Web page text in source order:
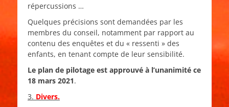
répercussions …
Quelques précisions sont demandées par les
membres du conseil, notamment par rapport au
contenu des enquêtes et du « ressenti » des
enfants, en tenant compte de leur sensibilité.
Le plan de pilotage est approuvé à l’unanimité ce
18 mars 2021.
3. Divers.